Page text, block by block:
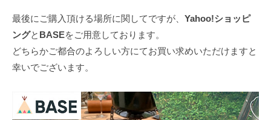
最後にご購入頂ける場所に関してですが、 Yahoo!ショッピ
ングと BASEをご用意しております。
どちらかご都合のよろしい方にてお買い求めいただけますと
幸いでございます。